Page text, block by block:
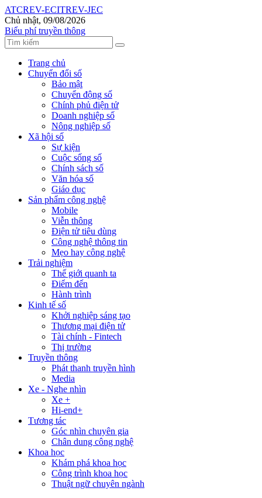
ATCREV-ECITREV-JEC
Chủ nhật, 09/08/2026
Biểu phí truyền thông
Trang chủ
Chuyển đổi số
Bảo mật
Chuyển động số
Chính phủ điện tử
Doanh nghiệp số
Nông nghiệp số
Xã hội số
Sự kiện
Cuộc sống số
Chính sách số
Văn hóa số
Giáo dục
Sản phẩm công nghệ
Mobile
Viễn thông
Điện tử tiêu dùng
Công nghệ thông tin
Mẹo hay công nghệ
Trải nghiệm
Thế giới quanh ta
Điểm đến
Hành trình
Kinh tế số
Khởi nghiệp sáng tạo
Thương mại điện tử
Tài chính - Fintech
Thị trường
Truyền thông
Phát thanh truyền hình
Media
Xe - Nghe nhìn
Xe +
Hi-end+
Tương tác
Góc nhìn chuyên gia
Chân dung công nghệ
Khoa học
Khám phá khoa học
Công trình khoa học
Thuật ngữ chuyên ngành